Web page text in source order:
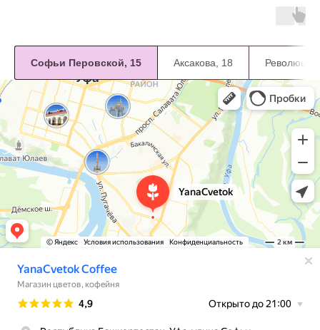
Софьи Перовской, 15 Аксакова, 18